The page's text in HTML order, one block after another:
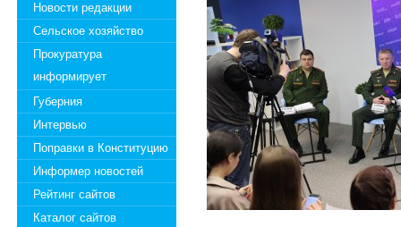
Новости редакции
Сельское хозяйство
Прокуратура
информирует
Губерния
Интервью
Поправки в Конституцию
Информер новостей
Рейтинг сайтов
Каталог сайтов